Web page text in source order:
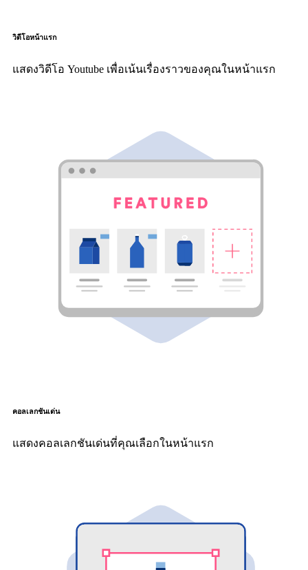
วิดีโอหน้าแรก
แสดงวิดีโอ Youtube เพื่อเน้นเรื่องราวของคุณในหน้าแรก
คอลเลกชันเด่น
แสดงคอลเลกชันเด่นที่คุณเลือกในหน้าแรก